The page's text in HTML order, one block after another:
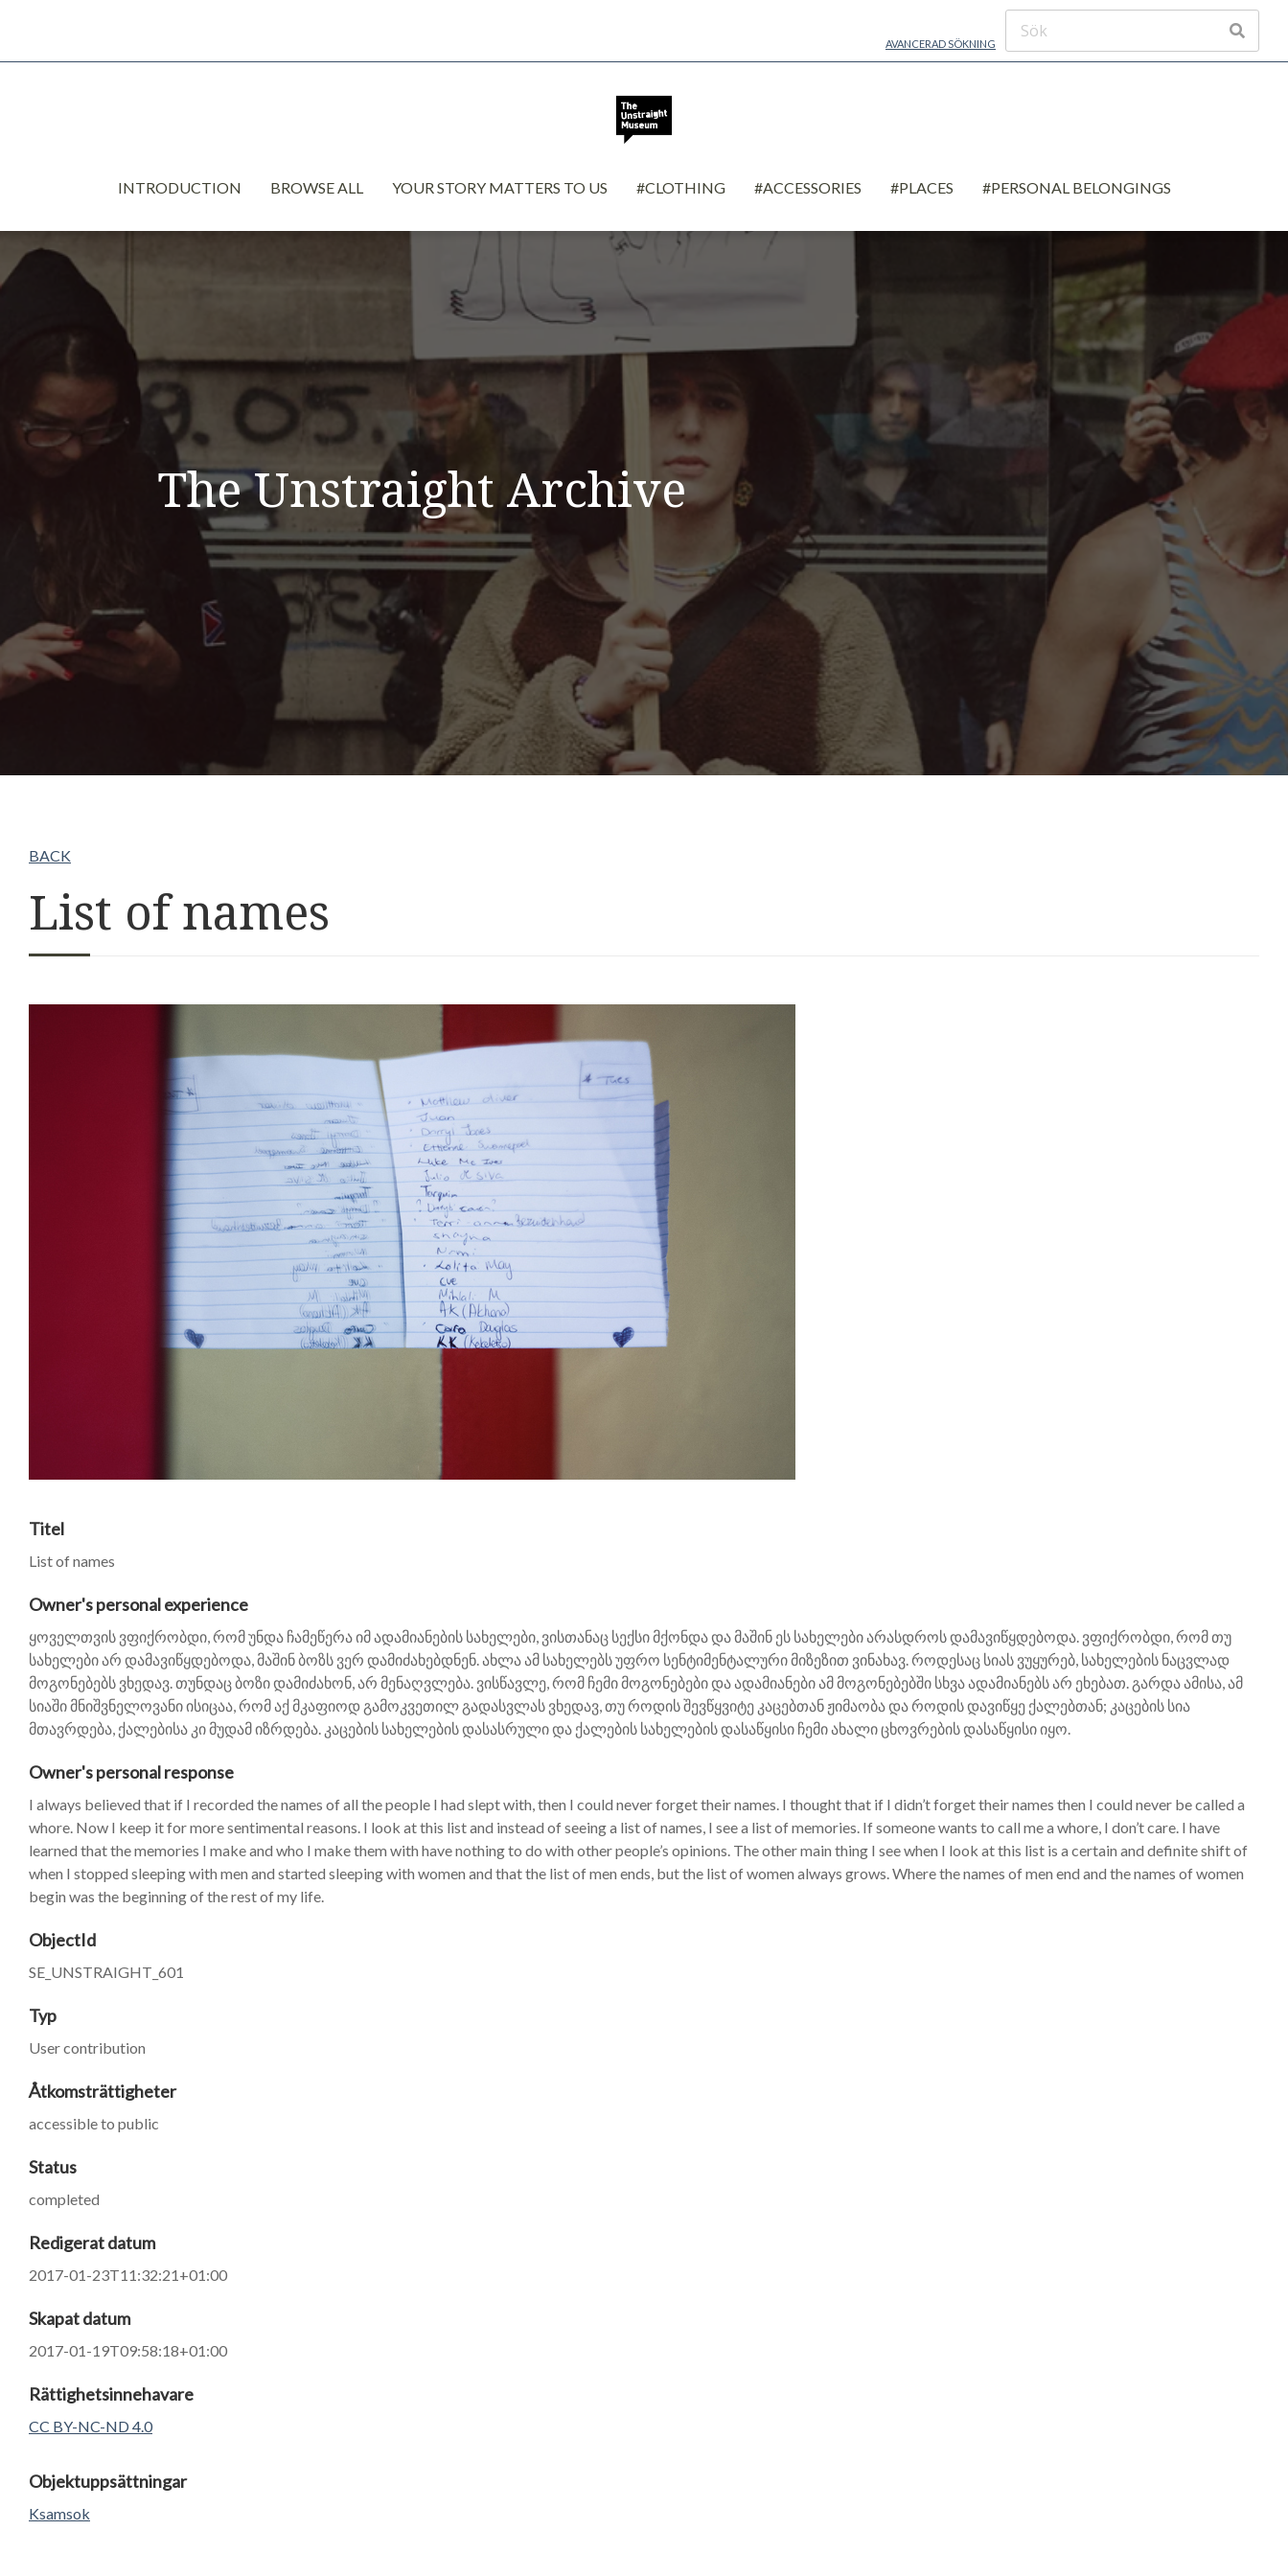
AVANCERAD SÖKNING
INTRODUCTION BROWSE ALL YOUR STORY MATTERS TO US #CLOTHING #ACCESSORIES #PLACES #PERSONAL BELONGINGS
The Unstraight Archive
BACK
List of names
Titel
List of names
Owner's personal experience
ყოველთვის ვფიქრობდი, რომ უნდა ჩამეწერა იმ ადამიანების სახელები, ვისთანაც სექსი მქონდა და მაშინ ეს სახელები არასდროს დამავიწყდებოდა. ვფიქრობდი, რომ თუ
სახელები არ დამავიწყდებოდა, მაშინ ბოზს ვერ დამიძახებდნენ. ახლა ამ სახელებს უფრო სენტიმენტალური მიზეზით ვინახავ. როდესაც სიას ვუყურებ, სახელების ნაცვლად
მოგონებებს ვხედავ. თუნდაც ბოზი დამიძახონ, არ მენაღვლება. ვისწავლე, რომ ჩემი მოგონებები და ადამიანები ამ მოგონებებში სხვა ადამიანებს არ ეხებათ. გარდა ამისა, ამ
სიაში მნიშვნელოვანი ისიცაა, რომ აქ მკაფიოდ გამოკვეთილ გადასვლას ვხედავ, თუ როდის შევწყვიტე კაცებთან ჟიმაობა და როდის დავიწყე ქალებთან; კაცების სია
მთავრდება, ქალებისა კი მუდამ იზრდება. კაცების სახელების დასასრული და ქალების სახელების დასაწყისი ჩემი ახალი ცხოვრების დასაწყისი იყო.
Owner's personal response
I always believed that if I recorded the names of all the people I had slept with, then I could never forget their names. I thought that if I didn’t forget their names then I could never be called a
whore. Now I keep it for more sentimental reasons. I look at this list and instead of seeing a list of names, I see a list of memories. If someone wants to call me a whore, I don’t care. I have
learned that the memories I make and who I make them with have nothing to do with other people’s opinions. The other main thing I see when I look at this list is a certain and definite shift of
when I stopped sleeping with men and started sleeping with women and that the list of men ends, but the list of women always grows. Where the names of men end and the names of women
begin was the beginning of the rest of my life.
ObjectId
SE_UNSTRAIGHT_601
Typ
User contribution
Åtkomsträttigheter
accessible to public
Status
completed
Redigerat datum
2017-01-23T11:32:21+01:00
Skapat datum
2017-01-19T09:58:18+01:00
Rättighetsinnehavare
CC BY-NC-ND 4.0
Objektuppsättningar
Ksamsok